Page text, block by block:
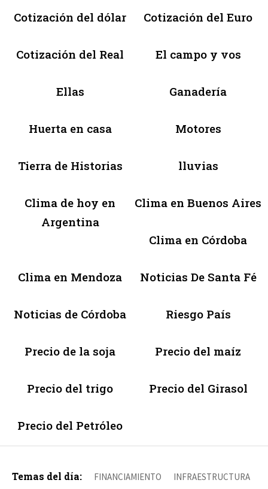
Cotización del dólar Cotización del Euro
Cotización del Real El campo y vos
Ellas Ganadería
Huerta en casa Motores
Tierra de Historias lluvias
Clima de hoy en
Argentina
Clima en Buenos Aires
Clima en Córdoba
Clima en Mendoza Noticias De Santa Fé
Noticias de Córdoba Riesgo País
Precio de la soja Precio del maíz
Precio del trigo Precio del Girasol
Precio del Petróleo
Temas del día: FINANCIAMIENTO INFRAESTRUCTURA